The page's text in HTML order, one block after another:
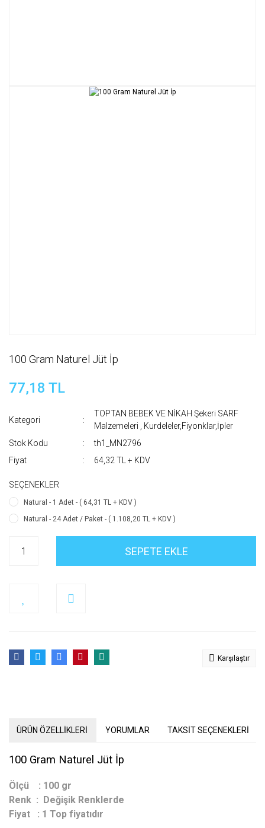
100 Gram Naturel Jüt İp
77,18 TL
Kategori
TOPTAN BEBEK VE NİKAH Şekeri SARF
Malzemeleri
Kurdeleler,Fiyonklar,İpler
Stok Kodu
th1_MN2796
Fiyat
64,32 TL + KDV
SEÇENEKLER
Natural - 1 Adet - ( 64,31 TL + KDV )
Natural - 24 Adet / Paket - ( 1.108,20 TL + KDV )
SEPETE EKLE
Karşılaştır
ÜRÜN ÖZELLİKLERİ YORUMLAR TAKSİT SEÇENEKLERİ
100 Gram Naturel Jüt İp
Ölçü : 100 gr
Renk : Değişik Renklerde
Fiyat : 1 Top fiyatıdır